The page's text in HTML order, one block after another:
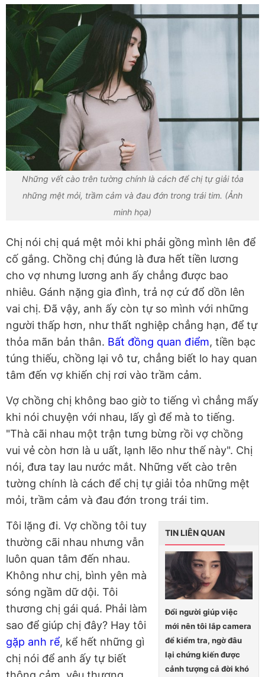
Những vết cào trên tường chính là cách để chị tự giải tỏa
những mệt mỏi, trầm cảm và đau đớn trong trái tim. (Ảnh
minh họa)
Chị nói chị quá mệt mỏi khi phải gồng mình lên để
cố gắng. Chồng chị đúng là đưa hết tiền lương
cho vợ nhưng lương anh ấy chẳng được bao
nhiêu. Gánh nặng gia đình, trả nợ cứ đổ dồn lên
vai chị. Đã vậy, anh ấy còn tự so mình với những
người thấp hơn, như thất nghiệp chẳng hạn, để tự
thỏa mãn bản thân. Bất đồng quan điểm, tiền bạc
túng thiếu, chồng lại vô tư, chẳng biết lo hay quan
tâm đến vợ khiến chị rơi vào trầm cảm.
Vợ chồng chị không bao giờ to tiếng vì chẳng mấy
khi nói chuyện với nhau, lấy gì để mà to tiếng.
"Thà cãi nhau một trận tưng bừng rồi vợ chồng
vui vẻ còn hơn là u uất, lạnh lẽo như thế này". Chị
nói, đưa tay lau nước mắt. Những vết cào trên
tường chính là cách để chị tự giải tỏa những mệt
mỏi, trầm cảm và đau đớn trong trái tim.
TIN LIÊN QUAN
Đổi người giúp việc
mới nên tôi lắp camera
để kiểm tra, ngờ đâu
lại chứng kiến được
cảnh tượng cả đời khó
Tôi lặng đi. Vợ chồng tôi tuy
thường cãi nhau nhưng vẫn
luôn quan tâm đến nhau.
Không như chị, bình yên mà
sóng ngầm dữ dội. Tôi
thương chị gái quá. Phải làm
sao để giúp chị đây? Hay tôi
gặp anh rể, kể hết những gì
chị nói để anh ấy tự biết